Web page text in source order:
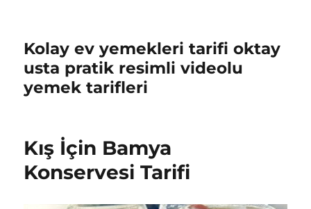
Kolay ev yemekleri tarifi oktay
usta pratik resimli videolu
yemek tarifleri
Kış İçin Bamya
Konservesi Tarifi